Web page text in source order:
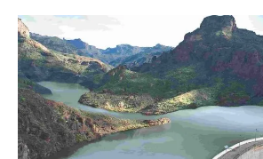
GRAN CANARIA
CANARIAS
5ª COLUMNA